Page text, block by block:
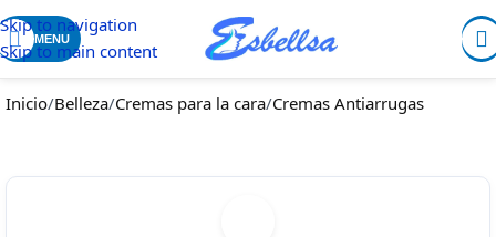
Skip to navigation
Skip to main content
MENU
Inicio/Belleza/Cremas para la cara/Cremas Antiarrugas